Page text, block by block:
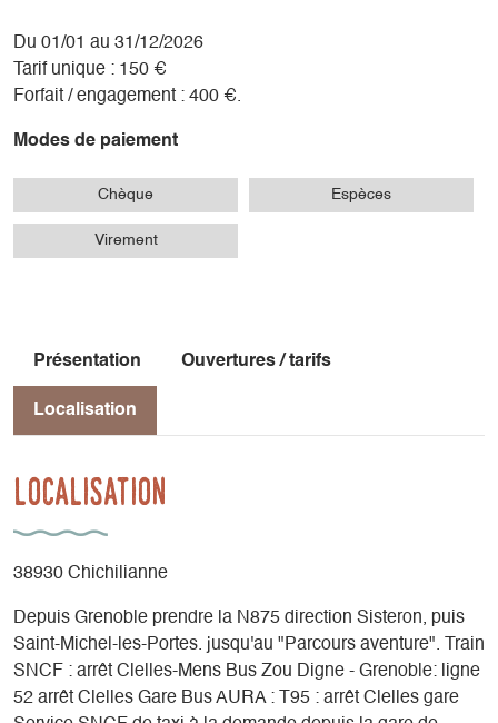
Du 01/01 au 31/12/2026
Tarif unique : 150 €
Forfait / engagement : 400 €.
Modes de paiement
Chèque Espèces
Virement
Présentation Ouvertures / tarifs
Localisation
Localisation
38930 Chichilianne
Depuis Grenoble prendre la N875 direction Sisteron, puis
Saint-Michel-les-Portes. jusqu'au "Parcours aventure". Train
SNCF : arrêt Clelles-Mens Bus Zou Digne - Grenoble: ligne
52 arrêt Clelles Gare Bus AURA : T95 : arrêt Clelles gare